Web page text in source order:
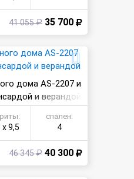
41 055 ₽ 35 700
дома AS-2207 и
и верандой
х 9,5
спален:
4
46 345 ₽ 40 300